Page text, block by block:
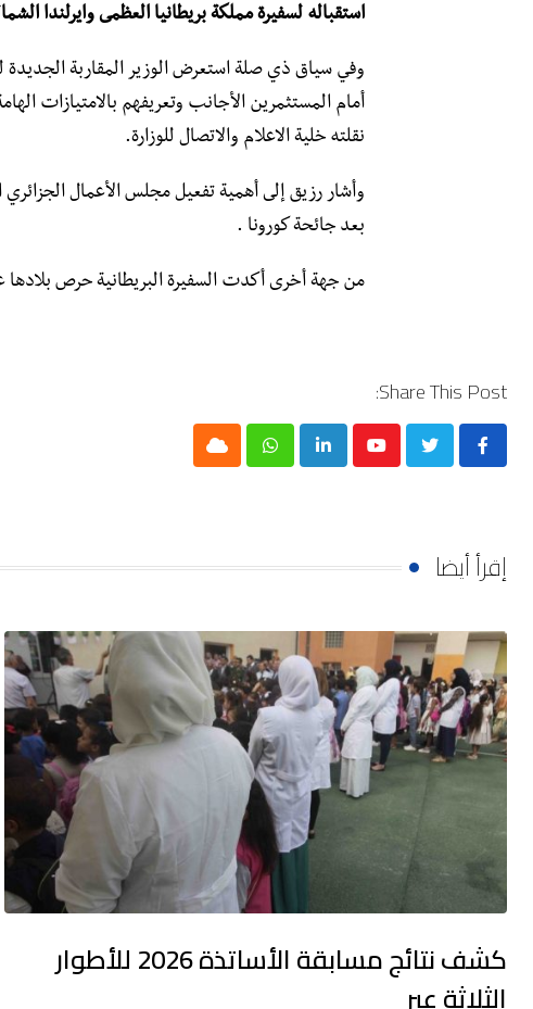
استقباله لسفيرة مملكة بريطانيا العظمى وايرلندا
وفي سياق ذي صلة استعرض الوزير المقاربة
أمام المستثمرين الأجانب وتعريفهم بالامتيازات
نقلته خلية الاعلام والاتصال للوزارة.
وأشار رزيق إلى أهمية تفعيل مجلس الأعمال الجزائري
بعد جائحة كورونا .
من جهة أخرى أكدت السفيرة البريطانية حرص
Share This Post:
Youtube
LinkedIn
Whatsapp
Cloud
إقرأ أيضا
كشف نتائج مسابقة الأساتذة 2026 للأطوار
الثلاثة عبر